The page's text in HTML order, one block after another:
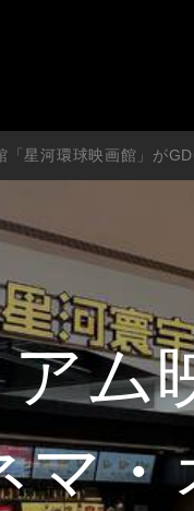
「星河環球映画館」が
ム
マ